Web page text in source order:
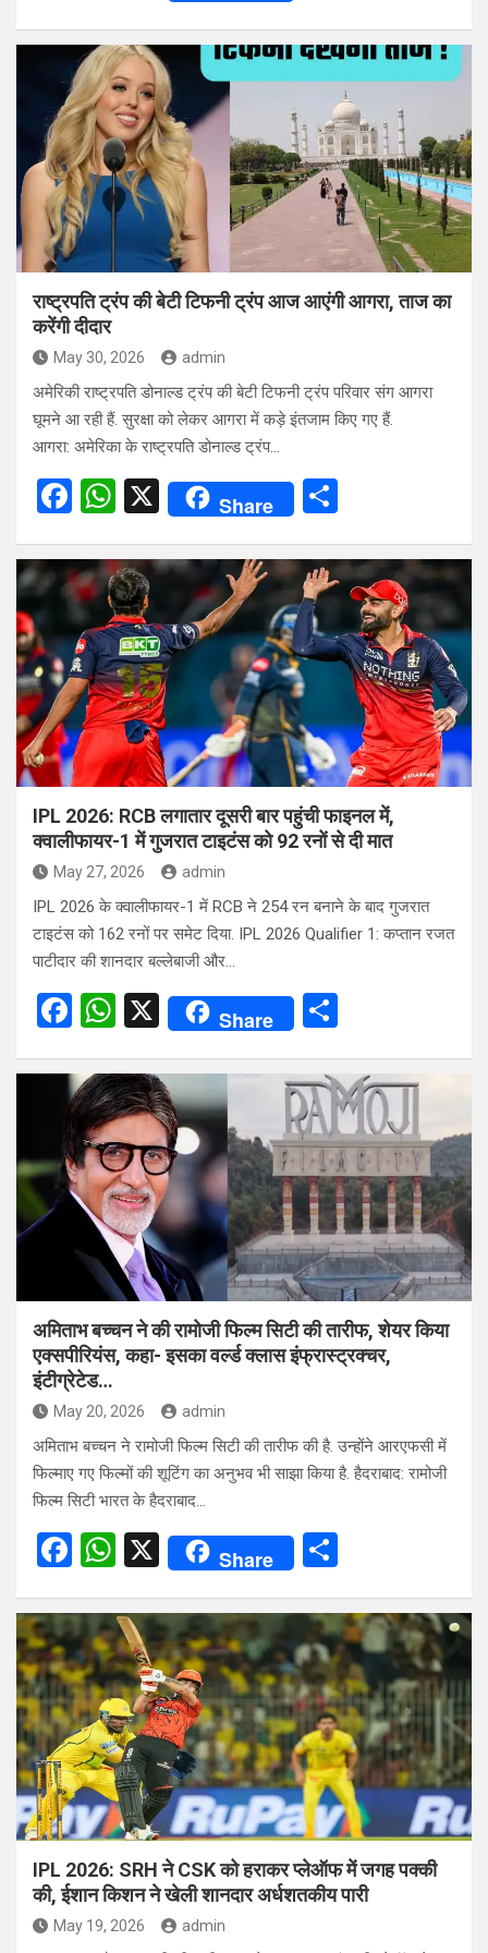
ce
b
o
o
k
at
s
A
p
p
ar
e
राष्ट्रपति ट्रंप की बेटी टिफनी ट्रंप आज आएंगी आगरा, ताज का
करेंगी दीदार
May 30, 2026 admin
अमेरिकी राष्ट्रपति डोनाल्ड ट्रंप की बेटी टिफनी ट्रंप परिवार संग आगरा
घूमने आ रही हैं. सुरक्षा को लेकर आगरा में कड़े इंतजाम किए गए हैं.
आगरा: अमेरिका के राष्ट्रपति डोनाल्ड ट्रंप…
F
ce
b
o
o
k
W
at
s
A
p
p
X Share
ar
e
IPL 2026: RCB लगातार दूसरी बार पहुंची फाइनल में,
क्वालीफायर-1 में गुजरात टाइटंस को 92 रनों से दी मात
May 27, 2026 admin
IPL 2026 के क्वालीफायर-1 में RCB ने 254 रन बनाने के बाद गुजरात
टाइटंस को 162 रनों पर समेट दिया. IPL 2026 Qualifier 1: कप्तान रजत
पाटीदार की शानदार बल्लेबाजी और…
F
ce
b
o
o
k
W
at
s
A
p
p
X Share
ar
e
अमिताभ बच्चन ने की रामोजी फिल्म सिटी की तारीफ, शेयर किया
एक्सपीरियंस, कहा- इसका वर्ल्ड क्लास इंफ्रास्ट्रक्चर,
इंटीग्रेटेड…
May 20, 2026 admin
अमिताभ बच्चन ने रामोजी फिल्म सिटी की तारीफ की है. उन्होंने आरएफसी में
फिल्माए गए फिल्मों की शूटिंग का अनुभव भी साझा किया है. हैदराबाद: रामोजी
फिल्म सिटी भारत के हैदराबाद…
F
ce
b
o
o
k
W
at
s
A
p
p
X Share
ar
e
IPL 2026: SRH ने CSK को हराकर प्लेऑफ में जगह पक्की
की, ईशान किशन ने खेली शानदार अर्धशतकीय पारी
May 19, 2026 admin